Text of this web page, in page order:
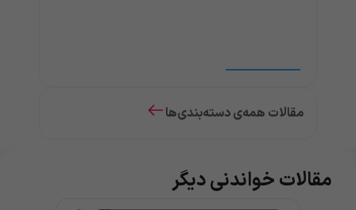
مقالات همه‌ی دسته‌بندی‌ها
مقالات خواندنی دیگر